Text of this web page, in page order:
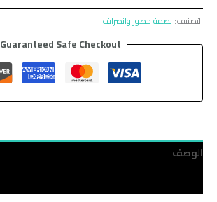
التصنيف: بصمة حضور وانصراف
Guaranteed Safe Checkout
الوصف